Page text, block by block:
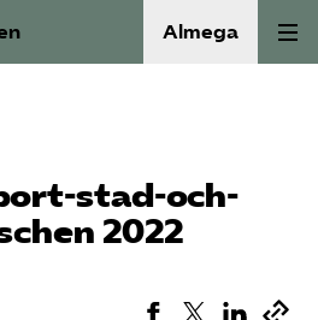
Almega
stad-och-
2022